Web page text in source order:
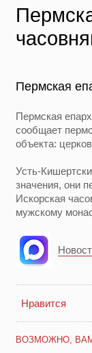
Пермская
Пермская
сообщает
объекта:
Усть-
значения, они
Искорская
мужскому
Нравится
ВОЗМОЖНО,